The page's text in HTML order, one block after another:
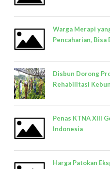
Warga Merapi
Pencaharian,
Disbun Dorong
Rehabilitasi
Penas KTNA XIII
Indonesia
Harga Patokan